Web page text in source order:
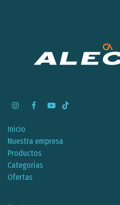
Inicio
Nuestra empresa
Productos
Categorías
Ofertas